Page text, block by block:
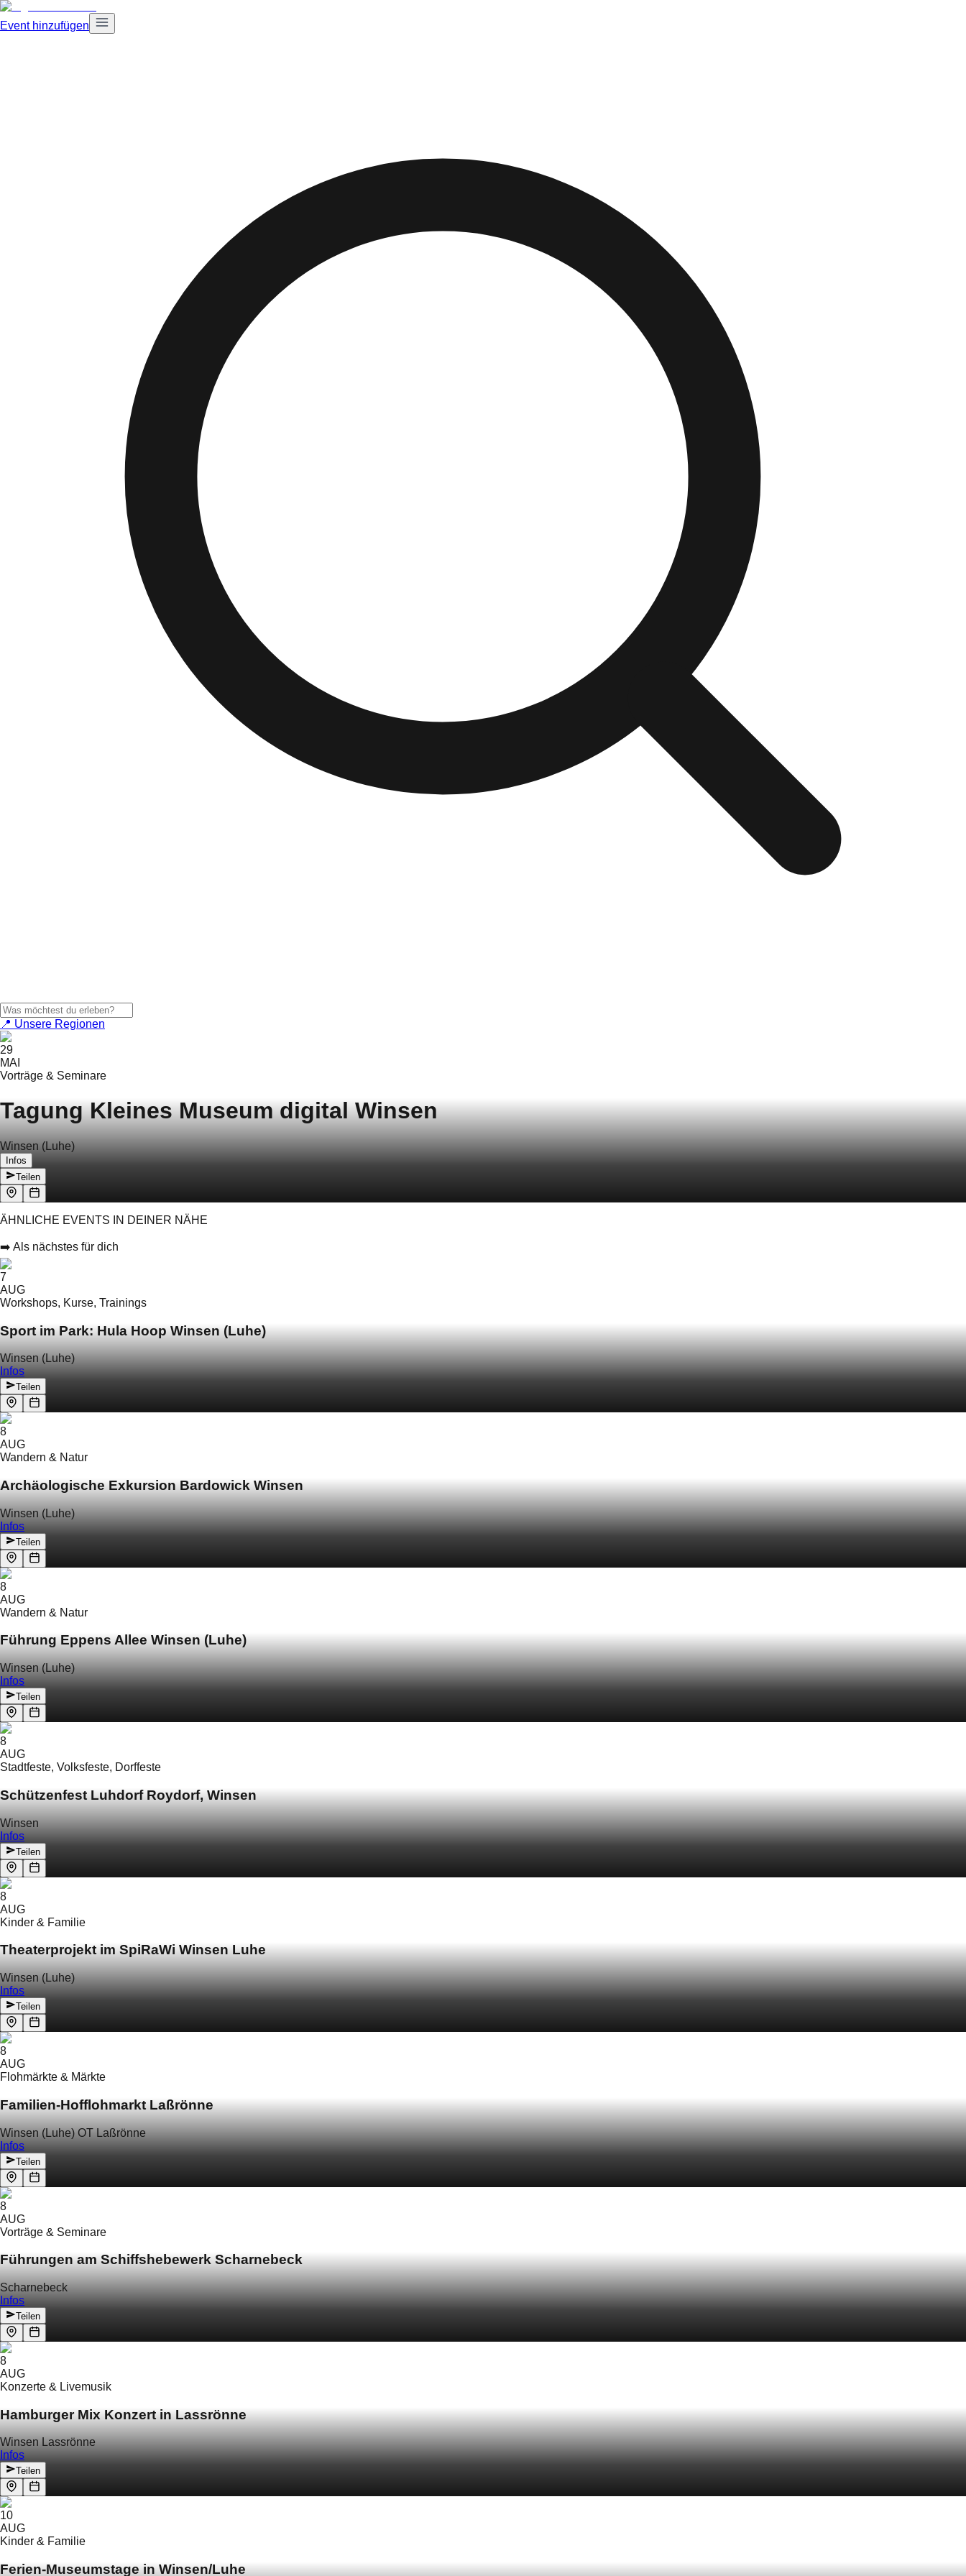
Event hinzufügen
📍 Unsere Regionen
29
MAI
Vorträge & Seminare
Tagung Kleines Museum digital Winsen
Winsen (Luhe)
Infos
Teilen
ÄHNLICHE EVENTS IN DEINER NÄHE
➡️ Als nächstes für dich
7
AUG
Workshops, Kurse, Trainings
Sport im Park: Hula Hoop Winsen (Luhe)
Winsen (Luhe)
Infos
Teilen
8
AUG
Wandern & Natur
Archäologische Exkursion Bardowick Winsen
Winsen (Luhe)
Infos
Teilen
8
AUG
Wandern & Natur
Führung Eppens Allee Winsen (Luhe)
Winsen (Luhe)
Infos
Teilen
8
AUG
Stadtfeste, Volksfeste, Dorffeste
Schützenfest Luhdorf Roydorf, Winsen
Winsen
Infos
Teilen
8
AUG
Kinder & Familie
Theaterprojekt im SpiRaWi Winsen Luhe
Winsen (Luhe)
Infos
Teilen
8
AUG
Flohmärkte & Märkte
Familien-Hofflohmarkt Laßrönne
Winsen (Luhe) OT Laßrönne
Infos
Teilen
8
AUG
Vorträge & Seminare
Führungen am Schiffshebewerk Scharnebeck
Scharnebeck
Infos
Teilen
8
AUG
Konzerte & Livemusik
Hamburger Mix Konzert in Lassrönne
Winsen Lassrönne
Infos
Teilen
10
AUG
Kinder & Familie
Ferien-Museumstage in Winsen/Luhe